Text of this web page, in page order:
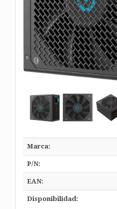
Marca:
P/N:
EAN:
Disponibilidad: